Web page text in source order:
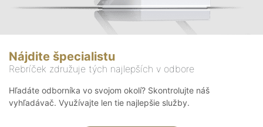
Nájdite špecialistu
Rebríček združuje tých najlepších v odbore
Hľadáte odborníka vo svojom okolí? Skontrolujte náš
vyhľadávač. Využívajte len tie najlepšie služby.